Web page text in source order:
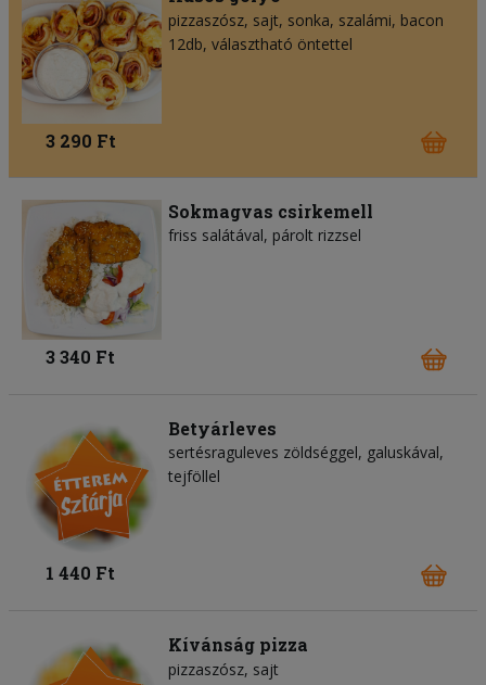
pizzaszósz sajt sonka szalámi bacon
12db, választható öntettel
3 290 Ft
Sokmagvas csirkemell
friss salátával, párolt rizzsel
3 340 Ft
Betyárleves
sertésraguleves zöldséggel, galuskával,
tejföllel
1 440 Ft
Kívánság pizza
pizzaszósz sajt